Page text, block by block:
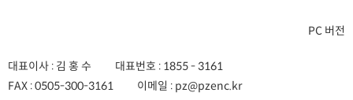
PC 버전
대표이사 : 김 홍 수 대표번호 : 1855 - 3161
FAX :0505-300-3161 이메일 : pz@pzenc.kr